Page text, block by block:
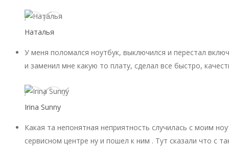
Наталья
У меня поломался ноутбук, выключился и перестал
и заменил мне какую то плату, сделал все быстро,
Irina Sunny
Какая та непонятная неприятность случилась с моим
сервисном центре ну и пошел к ним . Тут сказали что с